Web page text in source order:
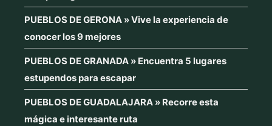
PUEBLOS DE GERONA » Vive la experiencia de
conocer los 9 mejores
PUEBLOS DE GRANADA » Encuentra 5 lugares
estupendos para escapar
PUEBLOS DE GUADALAJARA » Recorre esta
mágica e interesante ruta